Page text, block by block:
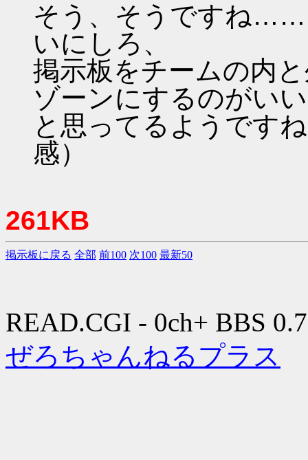
そう、そうですね……
いにしろ、
掲示板をチームの内
ゾーンにするのがい
と思ってるようです
感）
261KB
掲示板に戻る 全部 前100 次100 最新50
READ.CGI - 0ch+ BBS
ぜろちゃんねるプラス